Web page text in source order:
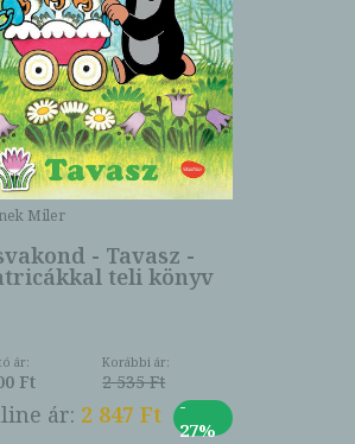
Miler
- Tavasz -
teli könyv
ár:
Ft
Korábbi ár:
2 535 Ft
ár: 2 847 Ft
-
27%